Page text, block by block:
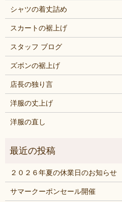
シャツの着丈詰め
スカートの裾上げ
スタッフ ブログ
ズボンの裾上げ
店長の独り言
洋服の丈上げ
洋服の直し
２０２６年夏の休業日のお知らせ
サマークーポンセール開催